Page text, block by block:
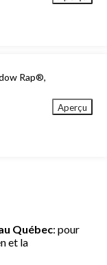
Rap®,
Aperçu
Québec: pour
et la